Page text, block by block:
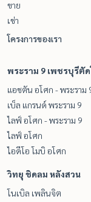
ขาย
เช่า
โครงการของเรา
พระราม 9 เพชรบุรีตัด
แอชตัน อโศก - พระราม
เบ็ล แกรนด์ พระราม 9
ไลฟ์ อโศก - พระราม 9
ไลฟ์ อโศก
ไอดีโอ โมบิ อโศก
วิทยุ ชิดลม หลังสวน
โนเบิล เพลินจิต